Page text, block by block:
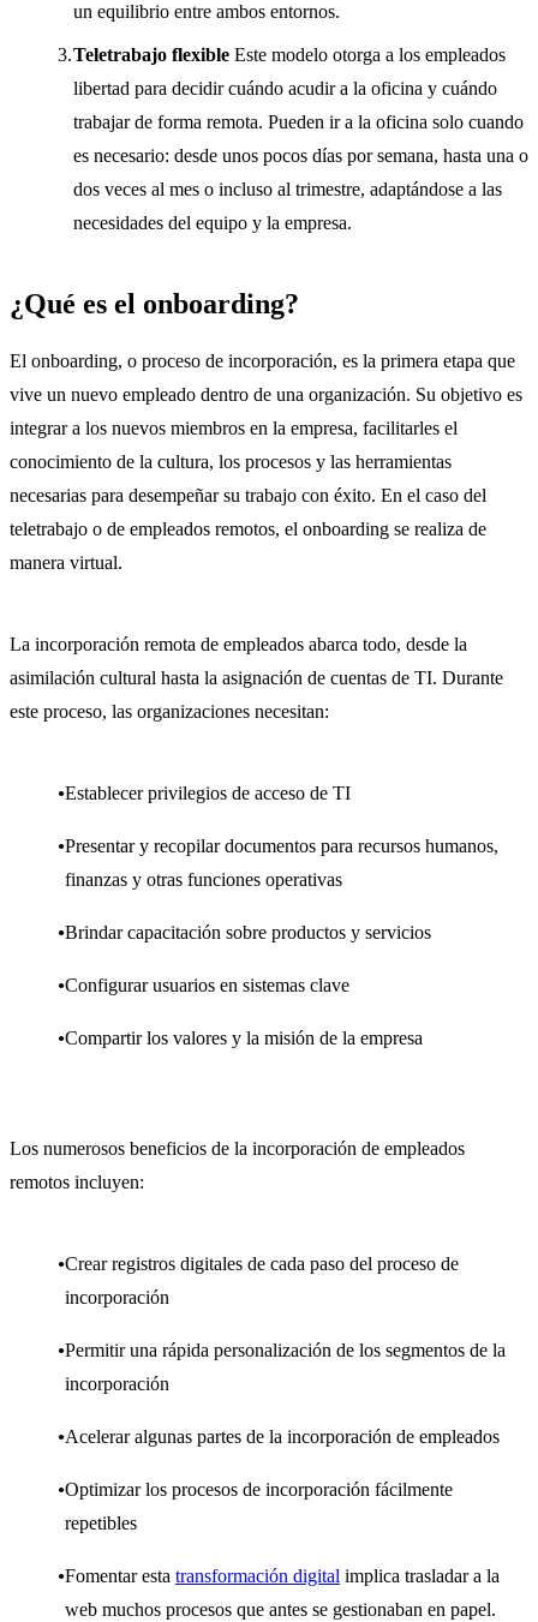
un equilibrio entre ambos entornos.
Teletrabajo flexible Este modelo otorga a los empleados
libertad para decidir cuándo acudir a la oficina y cuándo
trabajar de forma remota. Pueden ir a la oficina solo cuando
es necesario: desde unos pocos días por semana, hasta una o
dos veces al mes o incluso al trimestre, adaptándose a las
necesidades del equipo y la empresa.
¿Qué es el onboarding​?
El onboarding, o proceso de incorporación, es la primera etapa que
vive un nuevo empleado dentro de una organización. Su objetivo es
integrar a los nuevos miembros en la empresa, facilitarles el
conocimiento de la cultura, los procesos y las herramientas
necesarias para desempeñar su trabajo con éxito. En el caso del
teletrabajo o de empleados remotos, el onboarding se realiza de
manera virtual.
La incorporación remota de empleados abarca todo, desde la
asimilación cultural hasta la asignación de cuentas de TI. Durante
este proceso, las organizaciones necesitan:
Establecer privilegios de acceso de TI
Presentar y recopilar documentos para recursos humanos,
finanzas y otras funciones operativas
Brindar capacitación sobre productos y servicios
Configurar usuarios en sistemas clave
Compartir los valores y la misión de la empresa
Los numerosos beneficios de la incorporación de empleados
remotos incluyen:
Crear registros digitales de cada paso del proceso de
incorporación
Permitir una rápida personalización de los segmentos de la
incorporación
Acelerar algunas partes de la incorporación de empleados
Optimizar los procesos de incorporación fácilmente
repetibles
Fomentar esta transformación digital implica trasladar a la
web muchos procesos que antes se gestionaban en papel.